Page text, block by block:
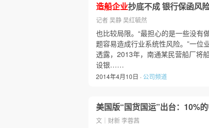
造船企业抄底不成 银行保函风
记者 吴静 吴红毓然
也比较局限。“最担心的是一些没有
题容易造成行业系统性风险。”一位
透露，2013年，南通某民营船厂将
设银……
2014年4月10日 · 公司频道
美国版“国货国运”出台：10%
文｜财新 李蓉茜